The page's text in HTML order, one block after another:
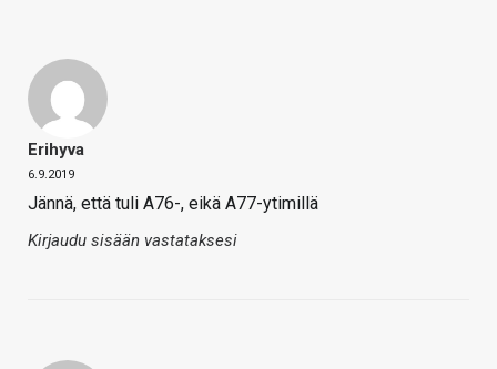
Erihyva
6.9.2019
Jännä, että tuli A76-, eikä A77-ytimillä
Kirjaudu sisään vastataksesi